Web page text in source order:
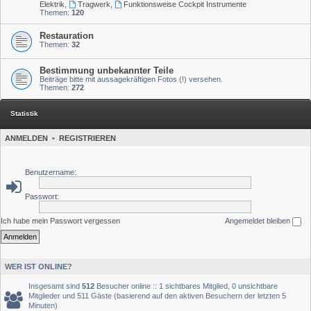
Elektrik
Tragwerk
Funktionsweise Cockpit Instrumente
Themen: 120
Restauration
Themen: 32
Bestimmung unbekannter Teile
Beiträge bitte mit aussagekräftigen Fotos (!) versehen.
Themen: 272
Statistik
ANMELDEN • REGISTRIEREN
Benutzername:
Passwort:
Ich habe mein Passwort vergessen Angemeldet bleiben
WER IST ONLINE?
Insgesamt sind 512 Besucher online :: 1 sichtbares Mitglied, 0 unsichtbare
Mitglieder und 511 Gäste (basierend auf den aktiven Besuchern der letzten 5
Minuten)